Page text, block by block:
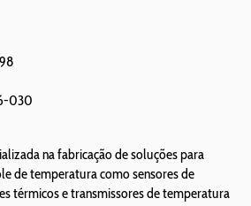
030
na fabricação de soluções para
de temperatura como sensores de
térmicos e transmissores de temperatura